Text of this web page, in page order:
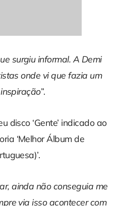
surgiu informal. A Demi
onde vi que fazia um
”.
disco ‘Gente’ indicado ao
‘Melhor Álbum de
ainda não conseguia me
via isso acontecer com